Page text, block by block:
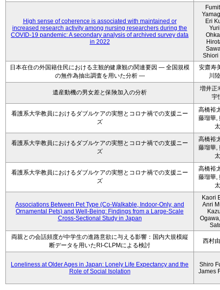
High sense of coherence is associated with maintained or
increased research activity among nursing researchers during the
COVID-19 pandemic: A secondary analysis of archived survey data
in 2022
Eri
Shiori
日本在住の外国籍住民における主観的健康観の関連要因 ― 全国規模
の無作為抽出調査を用いた分析 ―
安齋寿
川
遺産動機の男女差と保険加入の分析
増井正
宇
看護系大学教員におけるダブルケアの実態とコロナ禍での支援ニー
ズ
高橋裕
藤瑠華,
太
看護系大学教員におけるダブルケアの実態とコロナ禍での支援ニー
ズ
高橋裕
藤瑠華,
太
看護系大学教員におけるダブルケアの実態とコロナ禍での支援ニー
ズ
高橋裕
藤瑠華,
太
Associations Between Pet Type (Co-Walkable, Indoor-Only, and
Ornamental Pets) and Well-Being: Findings from a Large-Scale
Cross-Sectional Study in Japan
Kaori
Anri
両親との会話頻度が中学生の進路意欲に与える影響：国内大規模縦
断データを用いたRI-CLPMによる検討
西村
Loneliness at Older Ages in Japan: Lonely Life Expectancy and the
Role of Social Isolation
Shiro
James